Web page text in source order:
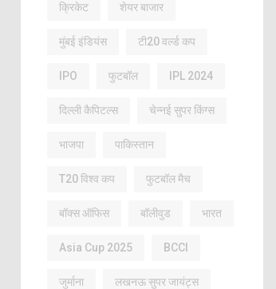
क्रिकेट शेयर बाजार
मुंबई इंडियंस टी20 वर्ल्ड कप
IPO फुटबॉल IPL 2024
दिल्ली कैपिटल्स चेन्नई सुपर किंग्स
भाजपा पाकिस्तान
T20 विश्व कप फुटबॉल मैच
बॉक्स ऑफिस बॉलीवुड भारत
Asia Cup 2025 BCCI
जुर्माना लखनऊ सुपर जायंट्स